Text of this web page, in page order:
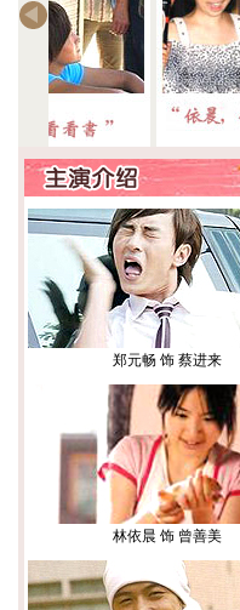
郑元畅 饰 蔡进来
林依晨 饰 曾善美